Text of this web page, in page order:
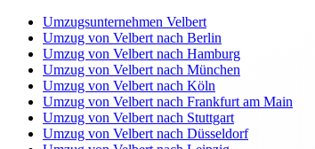
Umzugsunternehmen Velbert
Umzug von Velbert nach Berlin
Umzug von Velbert nach Hamburg
Umzug von Velbert nach München
Umzug von Velbert nach Köln
Umzug von Velbert nach Frankfurt am Main
Umzug von Velbert nach Stuttgart
Umzug von Velbert nach Düsseldorf